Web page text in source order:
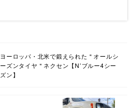
ヨーロッパ・北米で鍛えられた＂オールシ
ーズンタイヤ＂ネクセン【N’ブルー4シー
ズン】